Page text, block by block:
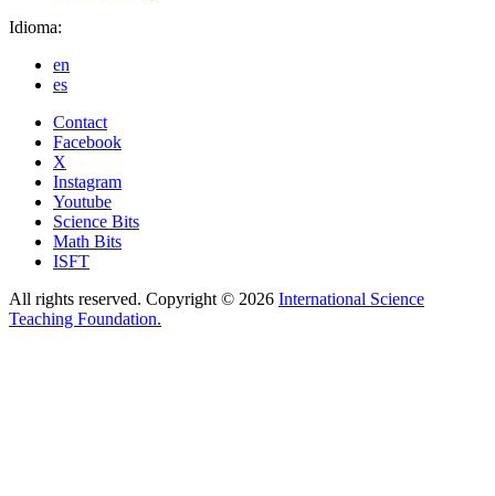
Idioma:
en
es
Contact
Facebook
X
Instagram
Youtube
Science Bits
Math Bits
ISFT
All rights reserved. Copyright © 2026 International Science
Teaching Foundation.